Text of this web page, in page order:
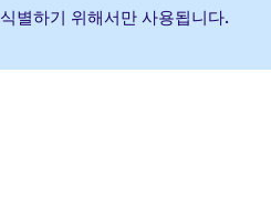
별하기 위해서만 사용됩니다.